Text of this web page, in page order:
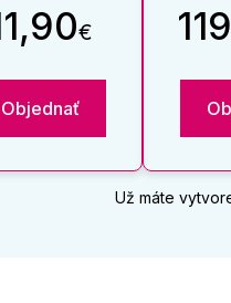
€
Objednať
Už máte